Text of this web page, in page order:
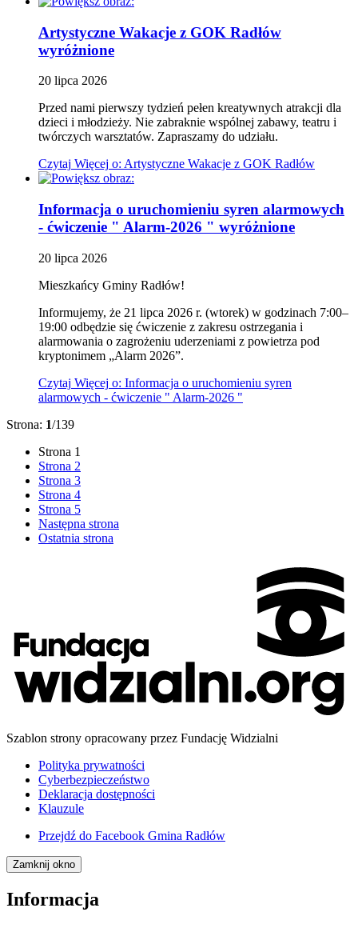
Artystyczne Wakacje z GOK Radłów
wyróżnione
20 lipca 2026
Przed nami pierwszy tydzień pełen kreatywnych atrakcji dla
dzieci i młodzieży. Nie zabraknie wspólnej zabawy, teatru i
twórczych warsztatów. Zapraszamy do udziału.
Czytaj Więcej o: Artystyczne Wakacje z GOK Radłów
Informacja o uruchomieniu syren alarmowych
- ćwiczenie " Alarm-2026 " wyróżnione
20 lipca 2026
Mieszkańcy Gminy Radłów!
Informujemy, że 21 lipca 2026 r. (wtorek) w godzinach 7:00–
19:00 odbędzie się ćwiczenie z zakresu ostrzegania i
alarmowania o zagrożeniu uderzeniami z powietrza pod
kryptonimem „Alarm 2026”.
Czytaj Więcej o: Informacja o uruchomieniu syren
alarmowych - ćwiczenie " Alarm-2026 "
Strona: 1/139
Strona 1
Strona 2
Strona 3
Strona 4
Strona 5
Następna strona
Ostatnia strona
Szablon strony opracowany przez Fundację Widzialni
Polityka prywatności
Cyberbezpieczeństwo
Deklaracja dostępności
Klauzule
Przejdź do Facebook Gmina Radłów
Zamknij okno
Informacja